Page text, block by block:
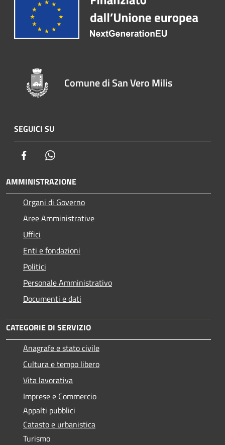
Comune di San Vero Milis
SEGUICI SU
Facebook
AMMINISTRAZIONE
Organi di Governo
Aree Amministrative
Uffici
Enti e fondazioni
Politici
Personale Amministrativo
Documenti e dati
CATEGORIE DI SERVIZIO
Anagrafe e stato civile
Cultura e tempo libero
Vita lavorativa
Imprese e Commercio
Appalti pubblici
Catasto e urbanistica
Turismo